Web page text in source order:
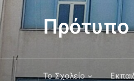
Πρότυπο
Το Σχολείο